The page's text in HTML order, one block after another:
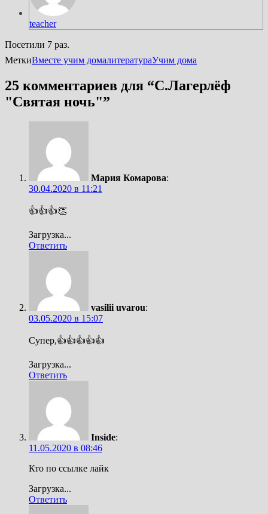
teacher
Посетили 7 раз.
МеткиВместе учим домалитератураУчим дома
25 комментариев для “С.Лагерлёф
"Святая ночь"”
Мария Комарова:
30.04.2020 в 11:21
👍👍👍👏
Загрузка...
Ответить
vasilii uvarou:
03.05.2020 в 15:07
Супер,👍👍👍👍👍
Загрузка...
Ответить
Inside:
11.05.2020 в 08:46
Кто по ссылке лайк
Загрузка...
Ответить